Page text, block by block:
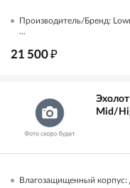
Производитель/Бренд:
...
21 500₽
Mid/
Влагозащищенный корпус: